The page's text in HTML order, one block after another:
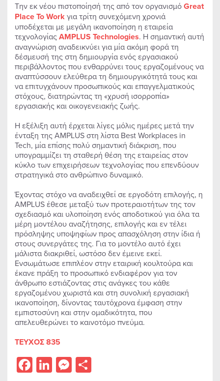
Την εκ νέου πιστοποίησή της από τον οργανισμόGreat
PlaceToWorkγια τρίτη συνεχόμενη χρονιά
υποδέχεται με μεγάλη ικανοποίηση η εταιρεία
τεχνολογίαςAMPLUS Technologies. Η σημαντική αυτή
αναγνώριση αναδεικνύει για μία ακόμη φορά τη
δέσμευσή της στη δημιουργία ενός εργασιακού
περιβάλλοντος που ενθαρρύνει τους εργαζομένους να
αναπτύσσουν ελεύθερα τη δημιουργικότητά τους και
να επιτυγχάνουν προσωπικούς και επαγγελματικούς
στόχους, διατηρώντας τη «χρυσή ισορροπία»
εργασιακής και οικογενειακής ζωής.
Η εξέλιξη αυτή έρχεται λίγες μόλις ημέρες μετά την
ένταξη της AMPLUS στη λίστα Best Workplaces in
Tech, μία επίσης πολύ σημαντική διάκριση, που
υπογραμμίζει τη σταθερή θέση της εταιρείας στον
κύκλο των επιχειρήσεων τεχνολογίας που επενδύουν
στρατηγικά στο ανθρώπινο δυναμικό.
Έχοντας στόχο να αναδειχθεί σε εργοδότη επιλογής, η
AMPLUS έθεσε μεταξύ των προτεραιοτήτων της τον
σχεδιασμό και υλοποίηση ενός αποδοτικού για όλα τα
μέρη μοντέλου αναζήτησης, επιλογής και εν τέλει
πρόσληψης υποψηφίων προς απασχόληση στην ίδια ή
στους συνεργάτες της. Για το μοντέλο αυτό έχει
μάλιστα διακριθεί, ωστόσο δεν έμεινε εκεί.
Ενσωμάτωσε επιπλέον στην εταιρική κουλτούρα και
έκανε πράξη το προσωπικό ενδιαφέρον για τον
άνθρωπο εστιάζοντας στις ανάγκες του κάθε
εργαζομένου χωριστά και στη συνολική εργασιακή
ικανοποίηση, δίνοντας ταυτόχρονα έμφαση στην
εμπιστοσύνη και στην ομαδικότητα, που
απελευθερώνει το καινοτόμο πνεύμα.
ΤΕΥΧΟΣ 835
Facebook
LinkedIn
Messenger